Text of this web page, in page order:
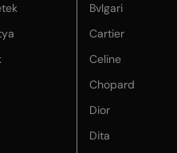
Bvlgari
Cartier
Celine
Chopard
Dior
Dita